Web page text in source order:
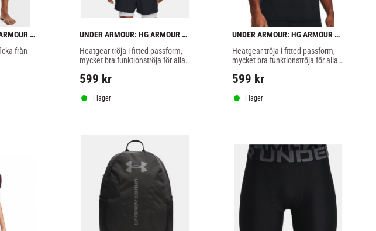
-
från
UNDER ARMOUR: HG ARMOUR
NOV FITTED TRÖJA - GRÖN
Heatgear tröja i fitted passform,
mycket bra funktionströja för alla
599 kr
I lager
UNDER ARMOUR: HG ARMOUR
NOV FITTED TRÖJA - SVART
Heatgear tröja i fitted passform,
mycket bra funktionströja för alla
599 kr
I lager